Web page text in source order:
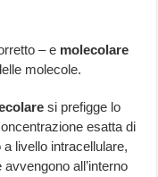
– e molecolare
molecole.
si prefigge lo
esatta di
livello intracellulare,
all’interno